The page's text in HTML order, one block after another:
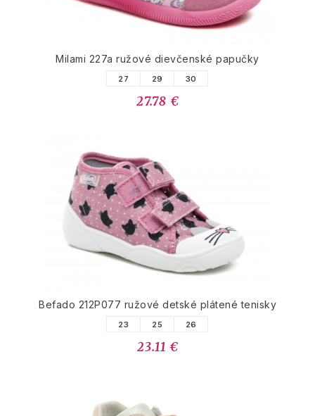
Milami 227a ružové dievčenské papučky
27 29 30
27.78 €
Befado 212P077 ružové detské plátené tenisky
23 25 26
23.11 €